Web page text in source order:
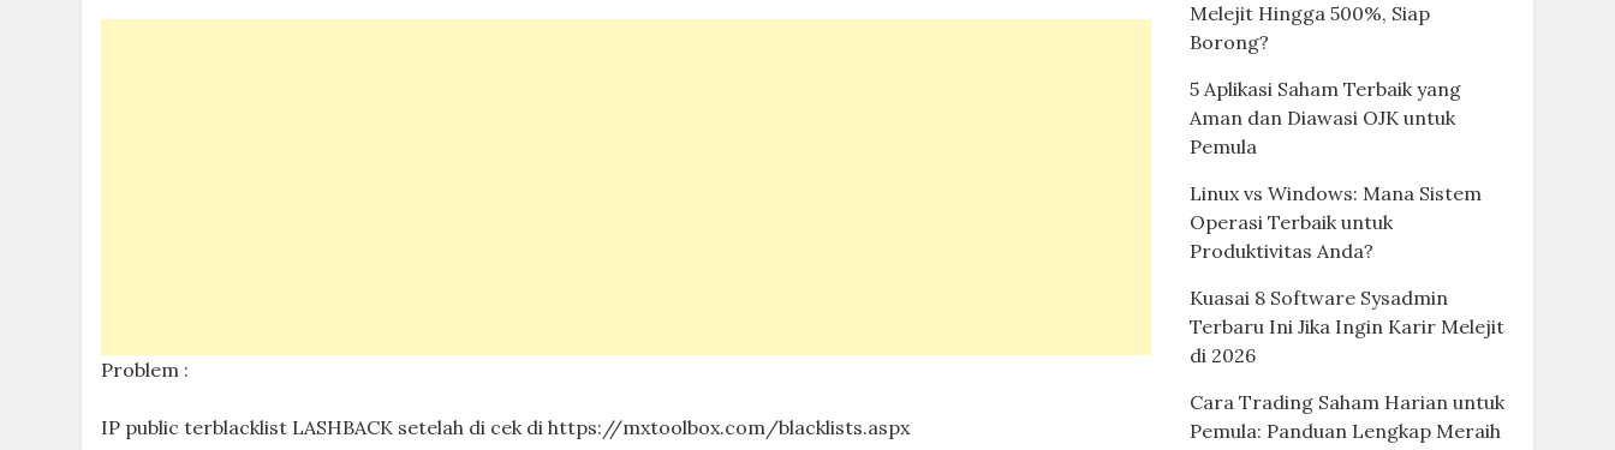
Problem :
IP public terblacklist LASHBACK setelah di cek di https://mxtoolbox.com/blacklists.aspx
Melejit Hingga 500%, Siap
Borong?
5 Aplikasi Saham Terbaik yang
Aman dan Diawasi OJK untuk
Pemula
Linux vs Windows: Mana Sistem
Operasi Terbaik untuk
Produktivitas Anda?
Kuasai 8 Software Sysadmin
Terbaru Ini Jika Ingin Karir Melejit
di 2026
Cara Trading Saham Harian untuk
Pemula: Panduan Lengkap Meraih